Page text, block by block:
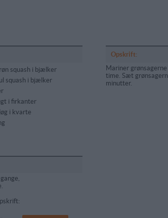
squash i bjælker
squash i bjælker
i firkanter
i kvarte
Opskrift:
Mariner
time. Sæt
minutter.